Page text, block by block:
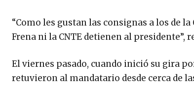
“Como les gustan las consignas a los de
Frena ni la CNTE detienen al presidente”,
El viernes pasado, cuando inició su gira
retuvieron al mandatario desde cerca de